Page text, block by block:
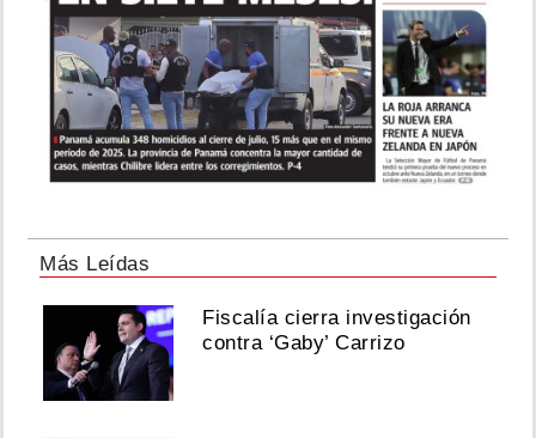
Más Leídas
Fiscalía cierra investigación
contra ‘Gaby’ Carrizo